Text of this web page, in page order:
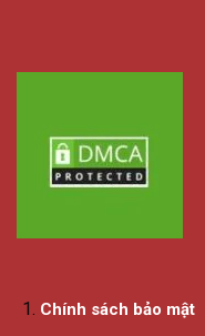
Chính sách bảo mật